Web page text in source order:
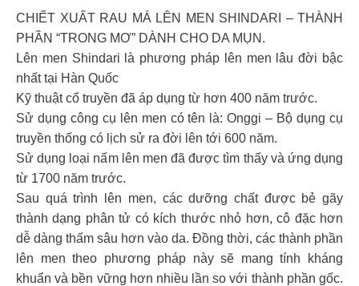
CHIẾT XUẤT RAU MÁ LÊN MEN SHINDARI – THÀNH
PHẦN “TRONG MƠ” DÀNH CHO DA MỤN.
Lên men Shindari là phương pháp lên men lâu đời bậc
nhất tại Hàn Quốc
Kỹ thuật cổ truyền đã áp dụng từ hơn 400 năm trước.
Sử dụng công cụ lên men có tên là: Onggi – Bộ dụng cụ
truyền thống có lịch sử ra đời lên tới 600 năm.
Sử dụng loại nấm lên men đã được tìm thấy và ứng dụng
từ 1700 năm trước.
Sau quá trình lên men, các dưỡng chất được bẻ gãy
thành dạng phân tử có kích thước nhỏ hơn, cô đặc hơn
dễ dàng thấm sâu hơn vào da. Đồng thời, các thành phần
lên men theo phương pháp này sẽ mang tính kháng
khuẩn và bền vững hơn nhiều lần so với thành phần gốc.